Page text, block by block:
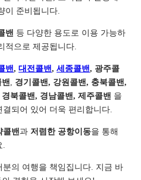
이 준비됩니다.
밴 등 다양한 용도로 이용 가능하
적으로 제공됩니다.
밴,대전콜밴,세종콜밴, 광주콜
경기콜밴, 강원콜밴, 충북콜밴,
북콜밴, 경남콜밴, 제주콜밴 을
되어 있어 더욱 편리합니다.
콜밴과 저렴한 공항이동을 통해
분의 여행을 책임집니다. 지금 바